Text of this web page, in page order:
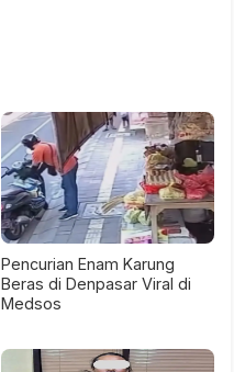
Pencurian Enam Karung
Beras di Denpasar Viral di
Medsos